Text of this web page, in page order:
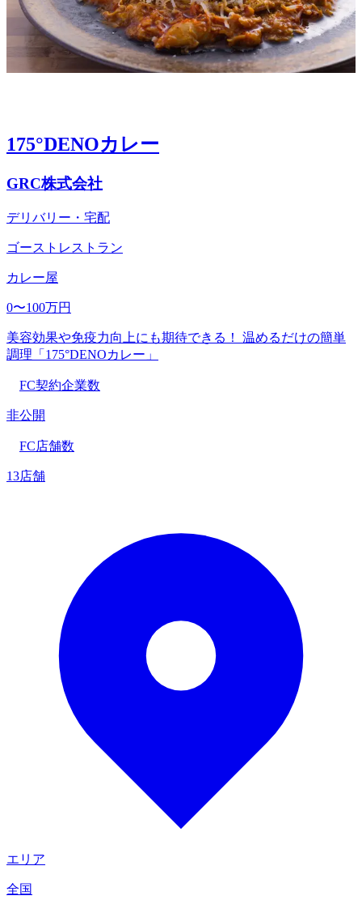
175°DENOカレー
GRC株式会社
デリバリー・宅配
ゴーストレストラン
カレー屋
0〜100万円
美容効果や免疫力向上にも期待できる！ 温めるだけの簡単
調理「175°DENOカレー」
FC契約企業数
非公開
FC店舗数
13店舗
エリア
全国